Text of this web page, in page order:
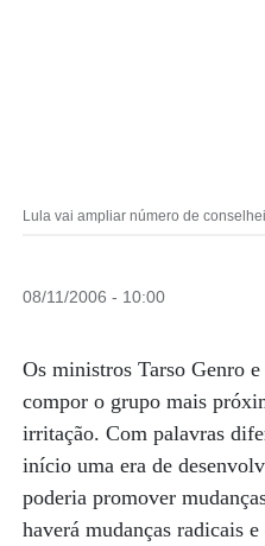
Lula vai ampliar número de
08/11/2006 - 10:00
Os ministros Tarso Genro
compor o grupo mais
irritação. Com palavras
início uma era de
poderia promover
haverá mudanças radicais